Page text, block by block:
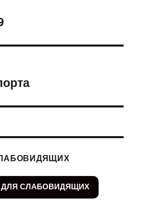
ДЛЯ СЛАБОВИДЯЩИХ